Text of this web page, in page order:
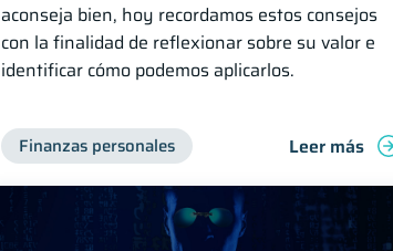
aconseja bien, hoy recordamos estos consejos
con la finalidad de reflexionar sobre su valor e
identificar cómo podemos aplicarlos.
Finanzas personales Leer más